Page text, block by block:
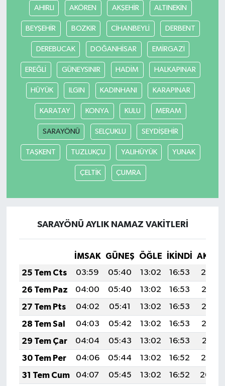
AHIRLI AKÖREN AKŞEHİR ALTINEKİN
BEYŞEHİR BOZKIR CİHANBEYLİ DERBENT
DEREBUCAK DOĞANHİSAR EMİRGAZİ
EREĞLİ GÜNEYSINIR HADİM HALKAPINAR
HÜYÜK ILGIN KADINHANI KARAPINAR
KARATAY KONYA KULU MERAM
SARAYÖNÜ SELÇUKLU SEYDİŞEHİR
TAŞKENT TUZLUKÇU YALIHÜYÜK YUNAK
ÇELTİK ÇUMRA
SARAYÖNÜ AYLIK NAMAZ VAKITLERI
İMSAK GÜNEŞ ÖĞLE İKINDI
25 Tem Cts
03:59 05:40 13:02 16:53
20:14
26 Tem Paz
04:00 05:40 13:02 16:53
20:13
27 Tem Pts
04:02 05:41 13:02 16:53
20:13
28 Tem Sal
04:03 05:42 13:02 16:53
20:12
29 Tem Çar
04:04 05:43 13:02 16:53
20:11
30 Tem Per
04:06 05:44 13:02 16:52
20:10
31 Tem Cum
04:07 05:45 13:02 16:52 20:09